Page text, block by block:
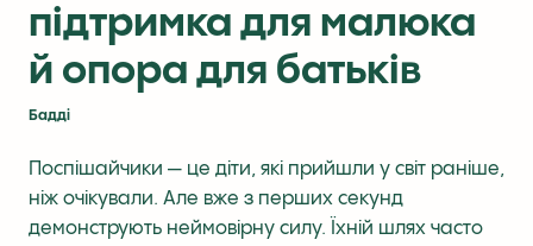
підтримка для малюка
й опора для батьків
Бадді
Поспішайчики — це діти, які прийшли у світ раніше,
ніж очікували. Але вже з перших секунд
демонструють неймовірну силу. Їхній шлях часто